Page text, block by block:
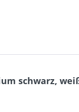
schwarz,